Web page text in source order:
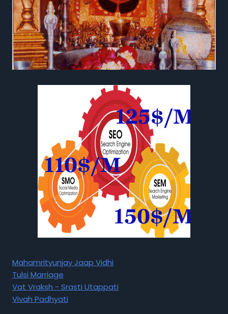
Mahamrityunjay Jaap Vidhi
Tulsi Marriage
Vat Vraksh - Srasti Utappati
Vivah Padhyati